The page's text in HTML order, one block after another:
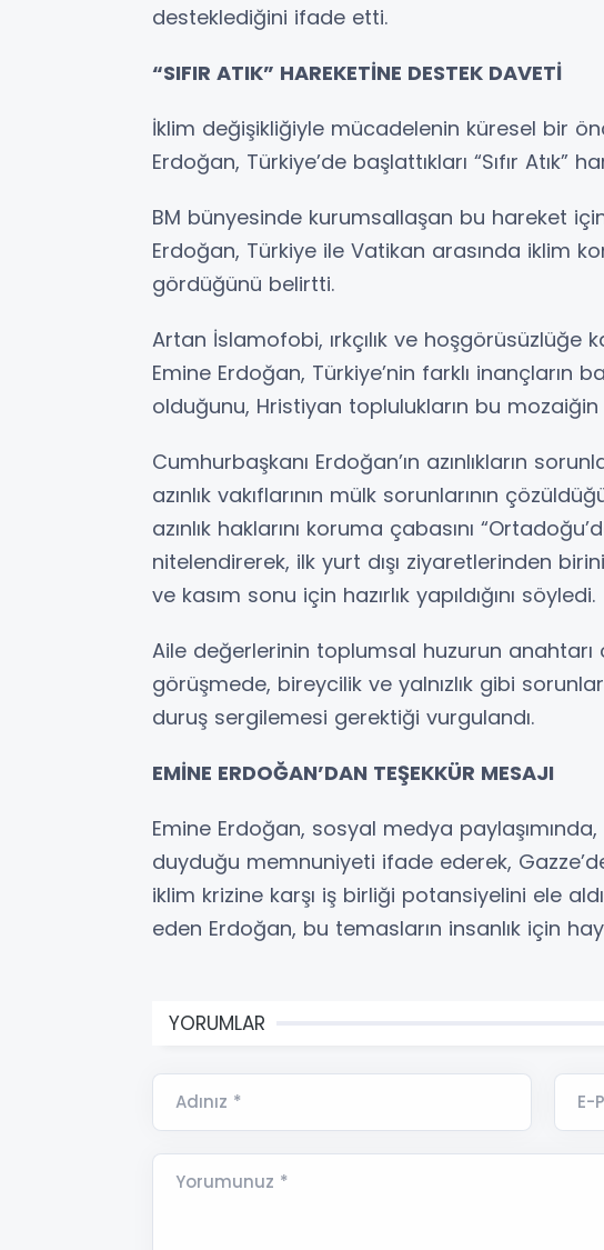
desteklediğini ifade etti.
“SIFIR ATIK” HAREKETİNE DESTEK DAVETİ
İklim değişikliğiyle mücadelenin küresel bir
Erdoğan, Türkiye’de başlattıkları “Sıfır Atık”
BM bünyesinde kurumsallaşan bu hareket
Erdoğan, Türkiye ile Vatikan arasında iklim
gördüğünü belirtti.
Artan İslamofobi, ırkçılık ve hoşgörüsüzlüğe
Emine Erdoğan, Türkiye’nin farklı inançların
olduğunu, Hristiyan toplulukların bu
Cumhurbaşkanı Erdoğan’ın azınlıkların
azınlık vakıflarının mülk sorunlarının
azınlık haklarını koruma çabasını
nitelendirerek, ilk yurt dışı ziyaretlerinden
ve kasım sonu için hazırlık yapıldığını söyledi.
Aile değerlerinin toplumsal huzurun
görüşmede, bireycilik ve yalnızlık gibi
duruş sergilemesi gerektiği vurgulandı.
EMİNE ERDOĞAN’DAN TEŞEKKÜR MESAJI
Emine Erdoğan, sosyal medya
duyduğu memnuniyeti ifade ederek,
iklim krizine karşı iş birliği potansiyelini ele
eden Erdoğan, bu temasların insanlık için
YORUMLAR
Adınız * E-
Yorumunuz *